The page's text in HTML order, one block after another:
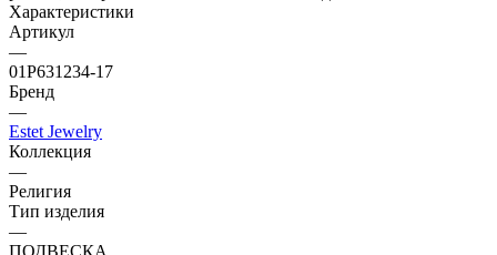
Характеристики
Артикул
—
01Р631234-17
Бренд
—
Estet Jewelry
Коллекция
—
Религия
Тип изделия
—
ПОДВЕСКА